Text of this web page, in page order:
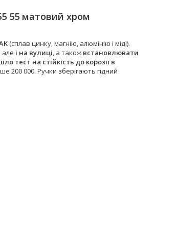
55 матовий хром
(сплав цинку, магнію, алюмінію і міді).
але і на вулиці , а також встановлювати
тест на стійкість до корозії в
200 000. Ручки зберігають гідний